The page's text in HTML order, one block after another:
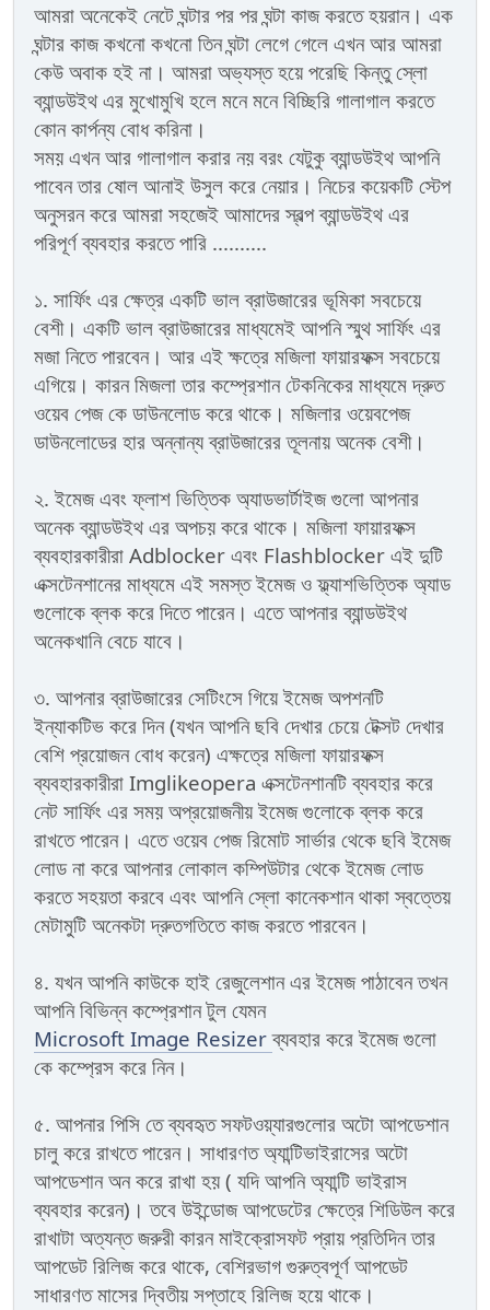
আমরা অনেকেই নেটে ঘন্টার পর পর ঘন্টা কাজ করতে হয়রান। এক
ঘন্টার কাজ কখনো কখনো তিন ঘন্টা লেগে গেলে এখন আর আমরা
কেউ অবাক হই না। আমরা অভ্যস্ত হয়ে পরেছি কিন্তু স্লো
ব্যান্ডউইথ এর মুখোমুখি হলে মনে মনে বিচ্ছিরি গালাগাল করতে
কোন কার্পন্য বোধ করিনা।
সময় এখন আর গালাগাল করার নয় বরং যেটুকু ব্যান্ডউইথ আপনি
পাবেন তার ষোল আনাই উসুল করে নেয়ার। নিচের কয়েকটি স্টেপ
অনুসরন করে আমরা সহজেই আমাদের স্বল্প ব্যান্ডউইথ এর
পরিপূর্ণ ব্যবহার করতে পারি ..........
১. সার্ফিং এর ক্ষেত্র একটি ভাল ব্রাউজারের ভূমিকা সবচেয়ে
বেশী। একটি ভাল ব্রাউজারের মাধ্যমেই আপনি স্মুথ সার্ফিং এর
মজা নিতে পারবেন। আর এই ক্ষত্রে মজিলা ফায়ারফক্স সবচেয়ে
এগিয়ে। কারন মিজলা তার কম্প্রেশান টেকনিকের মাধ্যমে দ্রুত
ওয়েব পেজ কে ডাউনলোড করে থাকে। মজিলার ওয়েবপেজ
ডাউনলোডের হার অন্নান্য ব্রাউজারের তূলনায় অনেক বেশী।
২. ইমেজ এবং ফ্লাশ ভিত্তিক অ্যাডভার্টাইজ গুলো আপনার
অনেক ব্যান্ডউইথ এর অপচয় করে থাকে। মজিলা ফায়ারফক্স
ব্যবহারকারীরা Adblocker এবং Flashblocker এই দুটি
এক্সটেনশানের মাধ্যমে এই সমস্ত ইমেজ ও ফ্ল্যাশভিত্তিক অ্যাড
গুলোকে ব্লক করে দিতে পারেন। এতে আপনার ব্যান্ডউইথ
অনেকখানি বেচে যাবে।
৩. আপনার ব্রাউজারের সেটিংসে গিয়ে ইমেজ অপশনটি
ইন্যাকটিভ করে দিন (যখন আপনি ছবি দেখার চেয়ে টেক্সট দেখার
বেশি প্রয়োজন বোধ করেন) এক্ষত্রে মজিলা ফায়ারফক্স
ব্যবহারকারীরা Imglikeopera এক্সটেনশানটি ব্যবহার করে
নেট সার্ফিং এর সময় অপ্রয়োজনীয় ইমেজ গুলোকে ব্লক করে
রাখতে পারেন। এতে ওয়েব পেজ রিমোট সার্ভার থেকে ছবি ইমেজ
লোড না করে আপনার লোকাল কম্পিউটার থেকে ইমেজ লোড
করতে সহয়তা করবে এবং আপনি স্লো কানেকশান থাকা স্বত্তেয়
মেটামুটি অনেকটা দ্রুতগতিতে কাজ করতে পারবেন।
৪. যখন আপনি কাউকে হাই রেজুলেশান এর ইমেজ পাঠাবেন তখন
আপনি বিভিন্ন কম্প্রেশান টুল যেমন
Microsoft Image Resizerব্যবহার করে ইমেজ গুলো
কে কম্প্রেস করে নিন।
৫. আপনার পিসি তে ব্যবহৃত সফটওয়্যারগুলোর অটো আপডেশান
চালু করে রাখতে পারেন। সাধারণত অ্যান্টিভাইরাসের অটো
আপডেশান অন করে রাখা হয় ( যদি আপনি অ্যান্টি ভাইরাস
ব্যবহার করেন)। তবে উইন্ডোজ আপডেটের ক্ষেত্রে শিডিউল করে
রাখাটা অত্যন্ত জরুরী কারন মাইক্রোসফট প্রায় প্রতিদিন তার
আপডেট রিলিজ করে থাকে, বেশিরভাগ গুরুত্বপূর্ণ আপডেট
সাধারণত মাসের দ্বিতীয় সপ্তাহে রিলিজ হয়ে থাকে।